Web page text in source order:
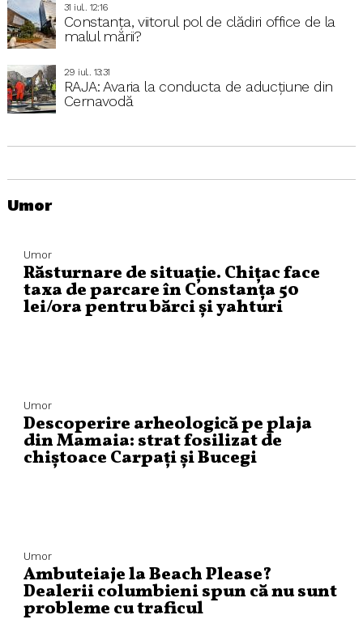
31 iul.. 12:16
Constanța, viitorul pol de clădiri office de la
malul mării?
29 iul.. 13:31
RAJA: Avaria la conducta de aducțiune din
Cernavodă
Umor
Umor
Răsturnare de situație. Chițac face
taxa de parcare în Constanța 50
lei/ora pentru bărci și yahturi
Umor
Descoperire arheologică pe plaja
din Mamaia: strat fosilizat de
chiștoace Carpați și Bucegi
Umor
Ambuteiaje la Beach Please?
Dealerii columbieni spun că nu sunt
probleme cu traficul